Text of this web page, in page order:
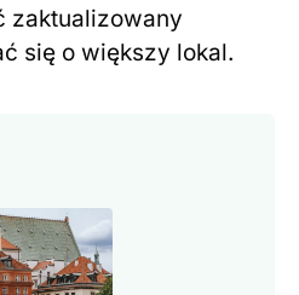
zaktualizowany
się o większy lokal.